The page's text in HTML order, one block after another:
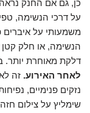
כן, גם אם החנק
על דרכי הנשימה,
משמעותי על איברים
הנשימה, או חלק קטן
דלקת מאוחרת יותר.
לאחר האירוע. זה
נזקים פנימיים,
שימליץ על צילום